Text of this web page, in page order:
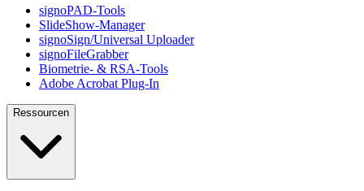
signoPAD-Tools
SlideShow-Manager
signoSign/Universal Uploader
signoFileGrabber
Biometrie- & RSA-Tools
Adobe Acrobat Plug-In
Ressourcen